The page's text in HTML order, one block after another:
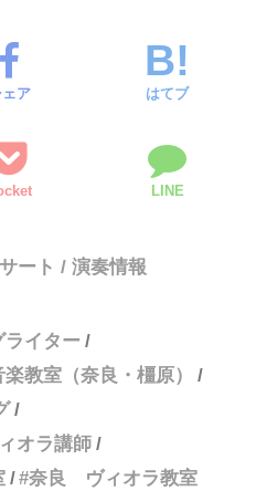
ェア はてブ
LINE
ート / 演奏情報
イター
教室（奈良・橿原）
オラ講師
奈良 ヴィオラ教室